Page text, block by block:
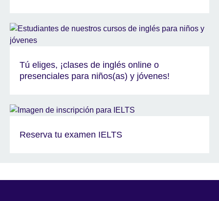
Tú eliges, ¡clases de inglés online o
presenciales para niños(as) y jóvenes!
Reserva tu examen IELTS